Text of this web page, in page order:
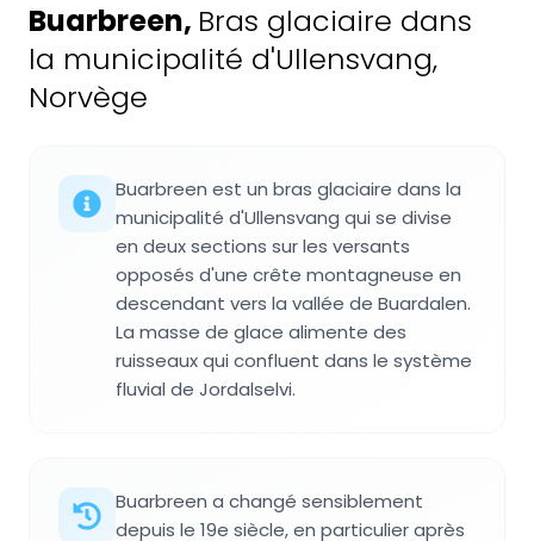
Buarbreen, Bras glaciaire dans
la municipalité d'Ullensvang,
Norvège
Buarbreen est un bras glaciaire dans la
municipalité d'Ullensvang qui se divise
en deux sections sur les versants
opposés d'une crête montagneuse en
descendant vers la vallée de Buardalen.
La masse de glace alimente des
ruisseaux qui confluent dans le système
fluvial de Jordalselvi.
Buarbreen a changé sensiblement
depuis le 19e siècle, en particulier après